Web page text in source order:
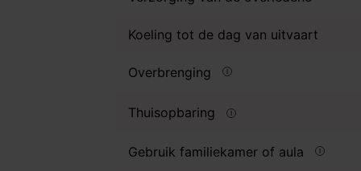
Koeling tot de dag van uitvaart
Overbrenging
Thuisopbaring
Gebruik familiekamer of aula